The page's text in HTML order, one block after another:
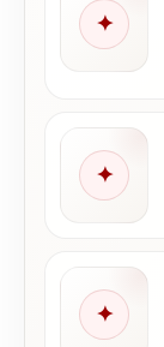
✦
✦
✦